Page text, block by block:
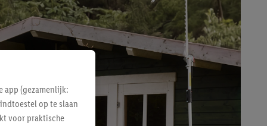
app (gezamenlijk:
op te slaan
voor praktische